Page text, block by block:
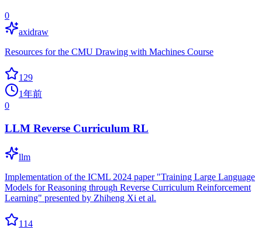
0
axidraw
Resources for the CMU Drawing with Machines Course
129
1年前
0
LLM Reverse Curriculum RL
llm
Implementation of the ICML 2024 paper "Training Large Language
Models for Reasoning through Reverse Curriculum Reinforcement
Learning" presented by Zhiheng Xi et al.
114